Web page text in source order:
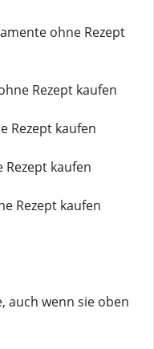
ohne Rezept
Rezept kaufen
Rezept kaufen
kaufen
Rezept kaufen
auch wenn sie oben